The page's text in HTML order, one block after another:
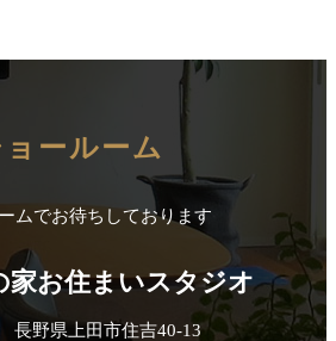
ョールーム
ムでお待ちしております
家お住まいスタジオ
長野県上田市住吉40-13